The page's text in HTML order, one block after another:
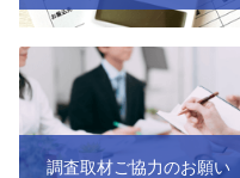
調査取材ご協力のお願い